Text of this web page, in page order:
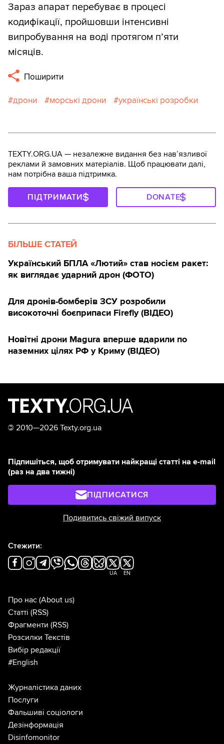
Зараз апарат перебуває в процесі
кодифікації, пройшовши інтенсивні
випробування на воді протягом п’яти
місяців.
Поширити
дрони морські дрони українські розробки
TEXTY.ORG.UA — незалежне видання без навʼязливої
реклами й замовних матеріалів. Щоб працювати далі,
нам потрібна ваша підтримка.
ПІДТРИМАТИ DONATE
БІЛЬШЕ СТАТЕЙ
Український БПЛА «Лютий» став носієм ракет:
як виглядає ударний дрон (ФОТО)
Для дронів-бомберів ЗСУ розробили
високоточні боєприпаси Firefly (ВІДЕО)
Новітні дрони Magura вперше вдарили по
наземних цілях РФ у Криму (ВІДЕО)
© 2010—2026 Texty.org.ua
Підпишіться, щоб отримувати найкращі статті на e-mail
(раз на два тижні)
ПІДПИСАТИСЯ
Подивитись свіжий випуск
Стежити:
UA EN
Про нас (About us)
Статті (RSS)
Фрагменти (RSS)
Розсилки Текстів
Вибір редакції
#English
Журналістика даних
Послуги
Фальшиві соціологи
Дезінформація
Disinfomonitor